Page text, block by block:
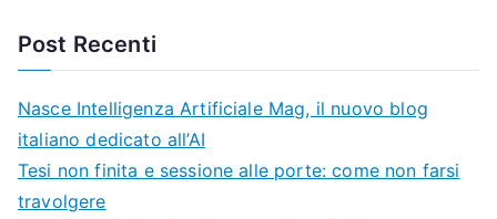
Post Recenti
Nasce Intelligenza Artificiale Mag, il nuovo blog
italiano dedicato all’AI
Tesi non finita e sessione alle porte: come non farsi
travolgere